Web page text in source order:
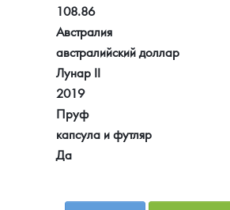
108.86
Австралия
австралийский доллар
Лунар II
2019
Пруф
капсула и футляр
Да